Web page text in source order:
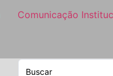
Comunicação